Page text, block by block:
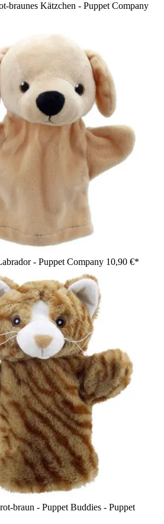
braunes Kätzchen - Puppet Company
- Puppet Company 10,90 €*
braun - Puppet Buddies - Puppet